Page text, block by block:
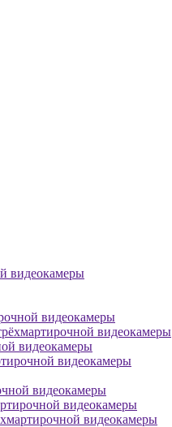
видеокамеры
видеокамеры
видеокамеры
видеокамеры
видеокамеры
видеокамеры
видеокамеры
видеокамеры